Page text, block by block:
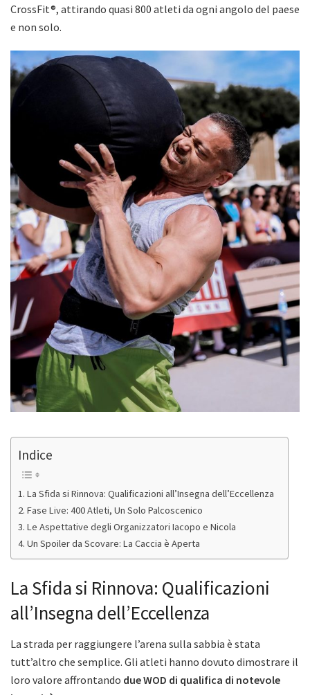
CrossFit®, attirando quasi 800 atleti da ogni angolo del paese
e non solo.
Indice
La Sfida si Rinnova: Qualificazioni all’Insegna dell’Eccellenza
Fase Live: 400 Atleti, Un Solo Palcoscenico
Le Aspettative degli Organizzatori Iacopo e Nicola
Un Spoiler da Scovare: La Caccia è Aperta
La Sfida si Rinnova: Qualificazioni
all’Insegna dell’Eccellenza
La strada per raggiungere l’arena sulla sabbia è stata
tutt’altro che semplice. Gli atleti hanno dovuto dimostrare il
loro valore affrontando due WOD di qualifica di notevole